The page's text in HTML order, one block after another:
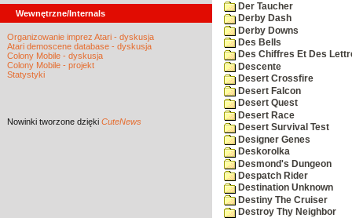
Wewnętrzne/Internals
Organizowanie imprez Atari - dyskusja
Atari demoscene database - dyskusja
Colony Mobile - dyskusja
Colony Mobile - projekt
Statystyki
Nowinki tworzone dzięki CuteNews
Der Taucher
Derby Dash
Derby Downs
Des Bells
Des Chiffres Et Des
Descente
Desert Crossfire
Desert Falcon
Desert Quest
Desert Race
Desert Survival Test
Designer Genes
Deskorolka
Desmond's Dungeon
Despatch Rider
Destination Unknown
Destiny The Cruiser
Destroy Thy Neighbor